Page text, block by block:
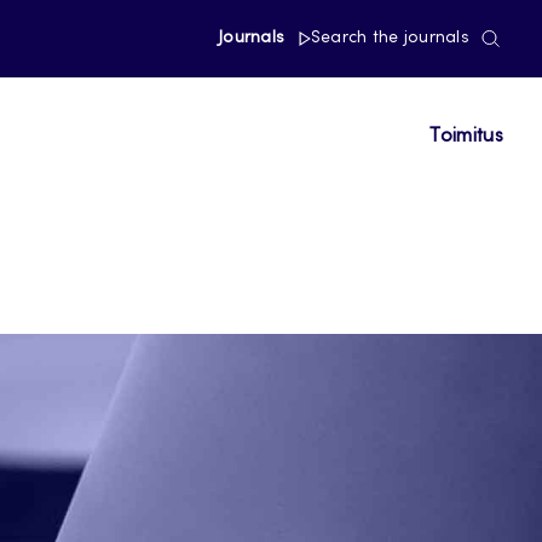
Journals Search the journals
Toimitus